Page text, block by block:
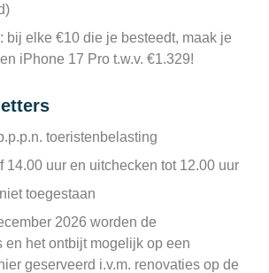
bij elke €10 die je besteedt, maak je
iPhone 17 Pro t.w.v. €1.329!
toeristenbelasting
14.00 uur en uitchecken tot 12.00 uur
toegestaan
2026 worden de
en het ontbijt mogelijk op een
geserveerd i.v.m. renovaties op de